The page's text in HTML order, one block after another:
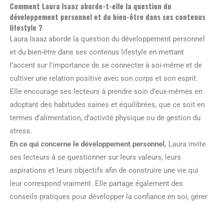
Comment Laura Isaaz aborde-t-elle la question du
développement personnel et du bien-être dans ses contenus
lifestyle ?
Laura Isaaz aborde la question du développement personnel
et du bien-être dans ses contenus lifestyle en mettant
l’accent sur l’importance de se connecter à soi-même et de
cultiver une relation positive avec son corps et son esprit.
Elle encourage ses lecteurs à prendre soin d’eux-mêmes en
adoptant des habitudes saines et équilibrées, que ce soit en
termes d’alimentation, d’activité physique ou de gestion du
stress.
En ce qui concerne le développement personnel, Laura invite
ses lecteurs à se questionner sur leurs valeurs, leurs
aspirations et leurs objectifs afin de construire une vie qui
leur correspond vraiment. Elle partage également des
conseils pratiques pour développer la confiance en soi, gérer